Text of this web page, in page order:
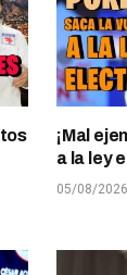
¡Mal
a la ley
05/08/2026